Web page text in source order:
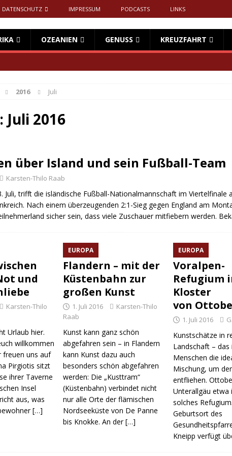
DATENSCHUTZ IMPRESSUM PODCASTS LINKS
OZEANIEN GENUSS KREUZFAHRT
2016 Juli
Juli 2016
über Island und sein Fußball-Team
Karsten-Thilo Raab
Juli, trifft die isländische Fußball-Nationalmannschaft im Viertelfinale
Nach einem überzeugenden 2:1-Sieg gegen England am
sicher sein, dass viele Zuschauer mitfiebern werden.
und
Karsten-Thilo
Urlaub hier.
willkommen
freuen uns auf
Pirgiotis sitzt
ihrer Taverne
Insel
aus, was
[…]
EUROPA
Flandern – mit der
Küstenbahn zur
großen Kunst
1. Juli 2016
Karsten-Thilo
Raab
Kunst kann ganz schön
abgefahren sein – in Flandern
kann Kunst dazu auch
besonders schön abgefahren
werden: Die „Kusttram“
(Küstenbahn) verbindet nicht
nur alle Orte der flämischen
Nordseeküste von De Panne
bis Knokke. An der[…]
EUROPA
Voralpen-
Refugium
Kloster
von
1. Juli 2016
Kunstschätze in
Landschaft – das
Menschen die
Mischung, um
entfliehen.
Unterallgäu etwa
solches
Geburtsort des
Kneipp verfügt